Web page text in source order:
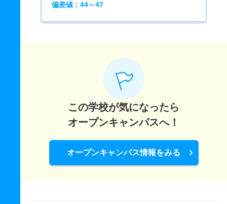
偏差値：44～47
この学校が気になったら
オープンキャンパスへ！
オープンキャンパス情報をみる